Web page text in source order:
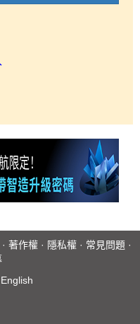
· 著作權 · 隱私權 · 常見問題 ·
English